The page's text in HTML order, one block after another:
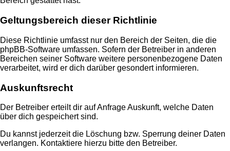
Geltungsbereich dieser Richtlinie
Diese Richtlinie umfasst nur den Bereich der Seiten, die die
phpBB-Software umfassen. Sofern der Betreiber in anderen
Bereichen seiner Software weitere personenbezogene Daten
verarbeitet, wird er dich darüber gesondert informieren.
Auskunftsrecht
Der Betreiber erteilt dir auf Anfrage Auskunft, welche Daten
über dich gespeichert sind.
Du kannst jederzeit die Löschung bzw. Sperrung deiner Daten
verlangen. Kontaktiere hierzu bitte den Betreiber.